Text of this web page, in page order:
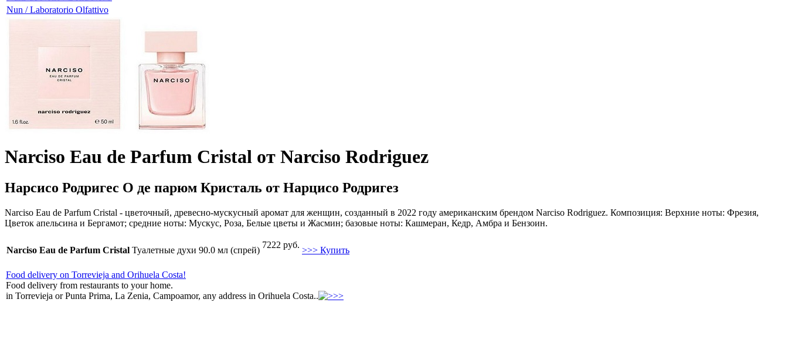
Nun / Laboratorio Olfattivo
Narciso Eau de Parfum Cristal от Narciso Rodriguez
Нарсисо Родригес О де парюм Кристаль от Нарцисо Родригез
Narciso Eau de Parfum Cristal - цветочный, древесно-мускусный аромат для женщин, созданный в 2022 году американским брендом Narciso Rodriguez. Композиция: Верхние ноты: Фрезия,
Цветок апельсина и Бергамот; средние ноты: Мускус, Роза, Белые цветы и Жасмин; базовые ноты: Кашмеран, Кедр, Амбра и Бензоин.
Narciso Eau de Parfum Cristal Туалетные духи 90.0 мл (спрей)
7222 руб.
>>> Купить
Food delivery on Torrevieja and Orihuela Costa!
Food delivery from restaurants to your home.
in Torrevieja or Punta Prima, La Zenia, Campoamor, any address in Orihuela Costa..